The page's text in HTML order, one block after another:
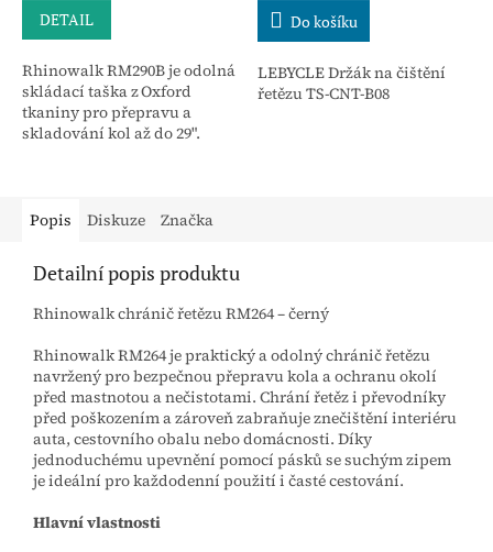
DETAIL
Rhinowalk RM290B je odolná
skládací taška z Oxford
tkaniny pro přepravu a
skladování kol až do 29".
Do košíku
LEBYCLE Držák na čištění
řetězu TS-CNT-B08
Popis Diskuze Značka
Detailní popis produktu
Rhinowalk chránič řetězu RM264 – černý
Rhinowalk RM264 je praktický a odolný chránič řetězu
navržený pro bezpečnou přepravu kola a ochranu okolí
před mastnotou a nečistotami. Chrání řetěz i převodníky
před poškozením a zároveň zabraňuje znečištění interiéru
auta, cestovního obalu nebo domácnosti. Díky
jednoduchému upevnění pomocí pásků se suchým zipem
je ideální pro každodenní použití i časté cestování.
Hlavní vlastnosti